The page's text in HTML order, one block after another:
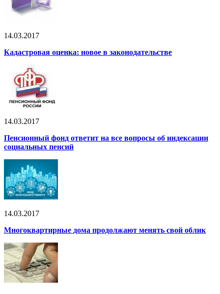
14.03.2017
Кадастровая оценка: новое в законодательстве
14.03.2017
Пенсионный фонд ответит на все вопросы об индексации
социальных пенсий
14.03.2017
Многоквартирные дома продолжают менять свой облик